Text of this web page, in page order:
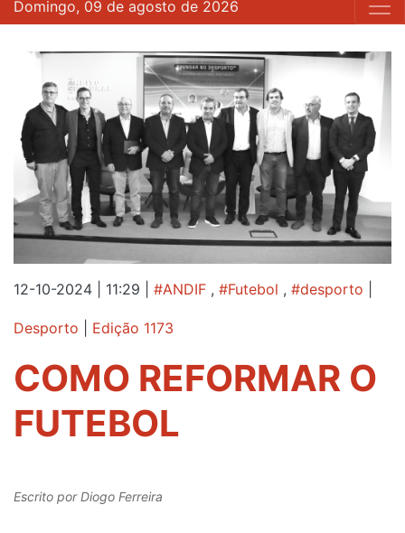
Domingo, 09 de agosto de 2026
12-10-2024 | 11:29 #ANDIF , #Futebol , #desporto
Desporto Edição 1173
COMO REFORMAR O
FUTEBOL
Escrito porDiogo Ferreira